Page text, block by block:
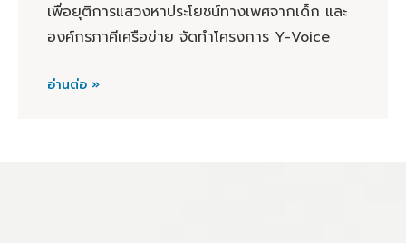
เพื่อยุติการแสวงหาประโยชน์ทางเพศจากเด็ก และ
องค์กรภาคีเครือข่าย จัดทำโครงการ Y-Voice
อ่านต่อ »